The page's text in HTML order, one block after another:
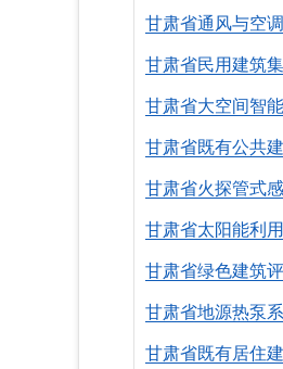
甘肃省通风与空
甘肃省民用建筑
甘肃省大空间智
甘肃省既有公共
甘肃省火探管式
甘肃省太阳能利
甘肃省绿色建筑
甘肃省地源热泵
甘肃省既有居住